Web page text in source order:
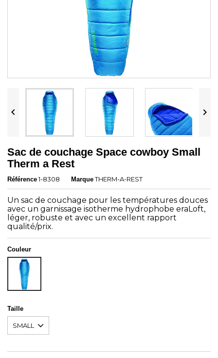
 
Sac de couchage Space cowboy Small
Therm a Rest
Référence 1-8308 Marque THERM-A-REST
Un sac de couchage pour les températures douces
avec un garnissage isotherme hydrophobe eraLoft,
léger, robuste et avec un excellent rapport
qualité/prix.
Couleur
BLEU
Taille